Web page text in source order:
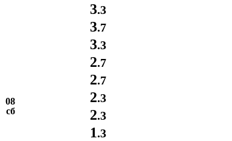
3.3
3.7
08
сб
3.3
2.7
2.7
2.3
2.3
1.3